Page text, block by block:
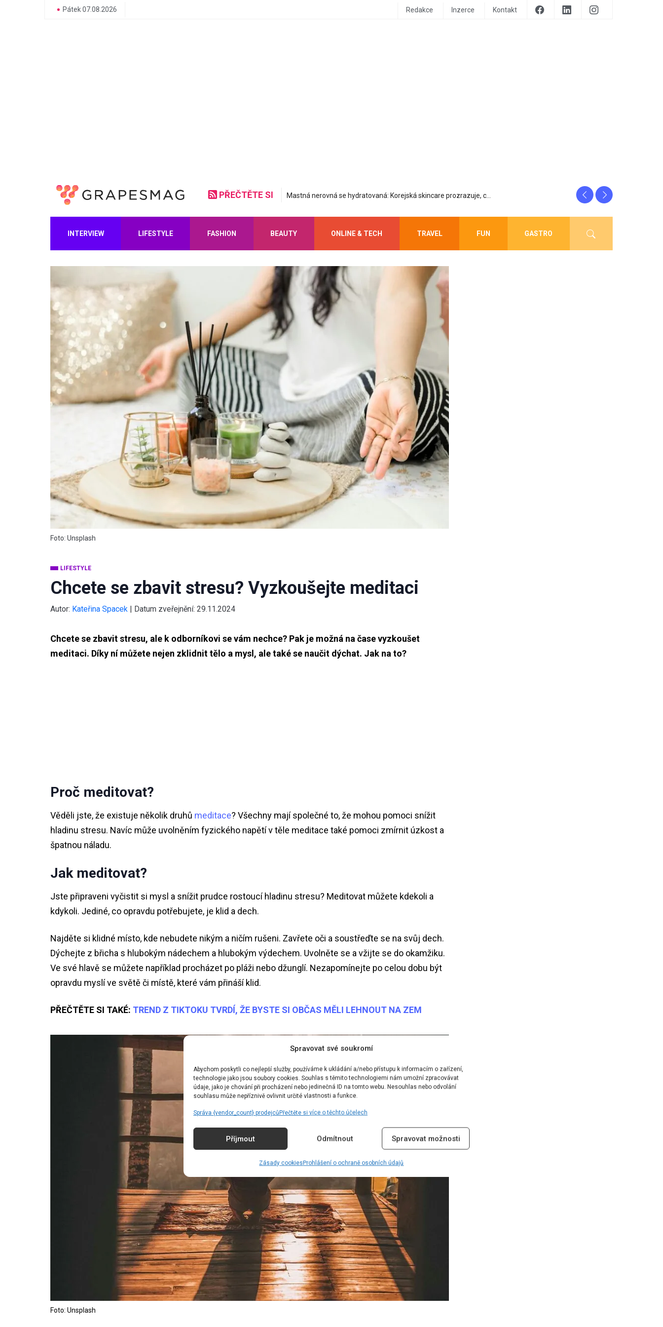
Spravovat své soukromí
Abychom poskytli co nejlepší služby, používáme k ukládání a/nebo přístupu k informacím o zařízení,
technologie jako jsou soubory cookies. Souhlas s těmito technologiemi nám umožní zpracovávat
údaje, jako je chování při procházení nebo jedinečná ID na tomto webu. Nesouhlas nebo odvolání
souhlasu může nepříznivě ovlivnit určité vlastnosti a funkce.
Správa {vendor_count} prodejcůPřečtěte si více o těchto účelech
Příjmout Odmítnout Spravovat možnosti
Zásady cookiesProhlášení o ochraně osobních údajů
Pátek 07.08.2026 Redakce Inzerce Kontakt
PŘEČTĚTE SI Do letadla stylově a pohodlně: Inspirujte se airport outfity, ... PreviousNext
INTERVIEW LIFESTYLE FASHION BEAUTY ONLINE & TECH TRAVEL FUN GASTRO
Foto: Unsplash
LIFESTYLE
Chcete se zbavit stresu? Vyzkoušejte meditaci
Autor: Kateřina Spacek | Datum zveřejnění: 29.11.2024
Chcete se zbavit stresu, ale k odborníkovi se vám nechce? Pak je možná na čase vyzkoušet
meditaci. Díky ní můžete nejen zklidnit tělo a mysl, ale také se naučit dýchat. Jak na to?
Proč meditovat?
Věděli jste, že existuje několik druhů meditace? Všechny mají společné to, že mohou pomoci snížit
hladinu stresu. Navíc může uvolněním fyzického napětí v těle meditace také pomoci zmírnit úzkost a
špatnou náladu.
Jak meditovat?
Jste připraveni vyčistit si mysl a snížit prudce rostoucí hladinu stresu? Meditovat můžete kdekoli a
kdykoli. Jediné, co opravdu potřebujete, je klid a dech.
Najděte si klidné místo, kde nebudete nikým a ničím rušeni. Zavřete oči a soustřeďte se na svůj dech.
Dýchejte z břicha s hlubokým nádechem a hlubokým výdechem. Uvolněte se a vžijte se do okamžiku.
Ve své hlavě se můžete například procházet po pláži nebo džunglí. Nezapomínejte po celou dobu být
opravdu myslí ve světě či místě, které vám přináší klid.
PŘEČTĚTE SI TAKÉ: TREND Z TIKTOKU TVRDÍ, ŽE BYSTE SI OBČAS MĚLI LEHNOUT NA ZEM
Foto: Unsplash